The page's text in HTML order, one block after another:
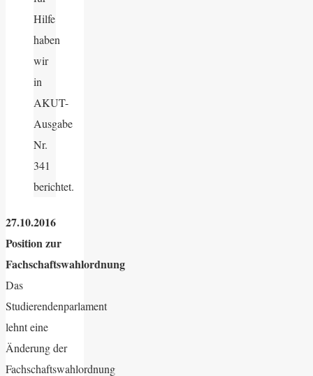
Hilfe
haben
wir
in
AKUT-
Ausgabe
Nr.
341
berichtet.
27.10.2016
Position zur
Fachschaftswahlordnung
Das
Studierendenparlament
lehnt eine
Änderung der
Fachschaftswahlordnung